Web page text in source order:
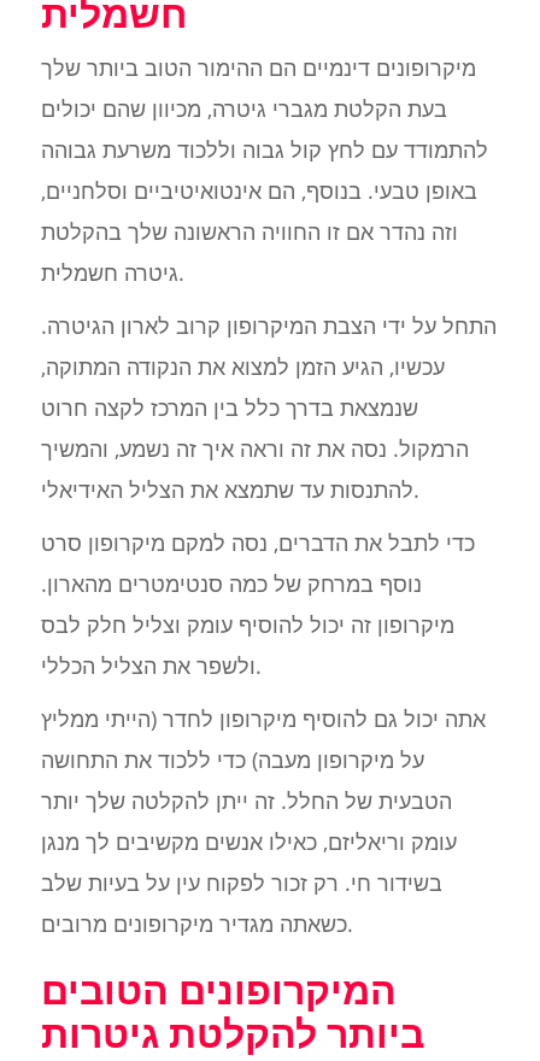
חשמלית
מיקרופונים דינמיים הם ההימור הטוב ביותר שלך
בעת הקלטת מגברי גיטרה, מכיוון שהם יכולים
להתמודד עם לחץ קול גבוה וללכוד משרעת גבוהה
באופן טבעי. בנוסף, הם אינטואיטיביים וסלחניים,
וזה נהדר אם זו החוויה הראשונה שלך בהקלטת
גיטרה חשמלית.
התחל על ידי הצבת המיקרופון קרוב לארון הגיטרה.
עכשיו, הגיע הזמן למצוא את הנקודה המתוקה,
שנמצאת בדרך כלל בין המרכז לקצה חרוט
הרמקול. נסה את זה וראה איך זה נשמע, והמשיך
להתנסות עד שתמצא את הצליל האידיאלי.
כדי לתבל את הדברים, נסה למקם מיקרופון סרט
נוסף במרחק של כמה סנטימטרים מהארון.
מיקרופון זה יכול להוסיף עומק וצליל חלק לבס
ולשפר את הצליל הכללי.
אתה יכול גם להוסיף מיקרופון לחדר (הייתי ממליץ
על מיקרופון מעבה) כדי ללכוד את התחושה
הטבעית של החלל. זה ייתן להקלטה שלך יותר
עומק וריאליזם, כאילו אנשים מקשיבים לך מנגן
בשידור חי. רק זכור לפקוח עין על בעיות שלב
כשאתה מגדיר מיקרופונים מרובים.
המיקרופונים הטובים
ביותר להקלטת גיטרות